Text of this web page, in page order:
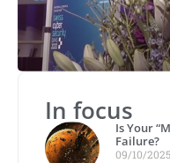
In focus
Is Your
Failure?
09/10/2025